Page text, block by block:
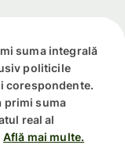
suma integrală
politicile
corespondente.
primi suma
real al
Află mai multe.